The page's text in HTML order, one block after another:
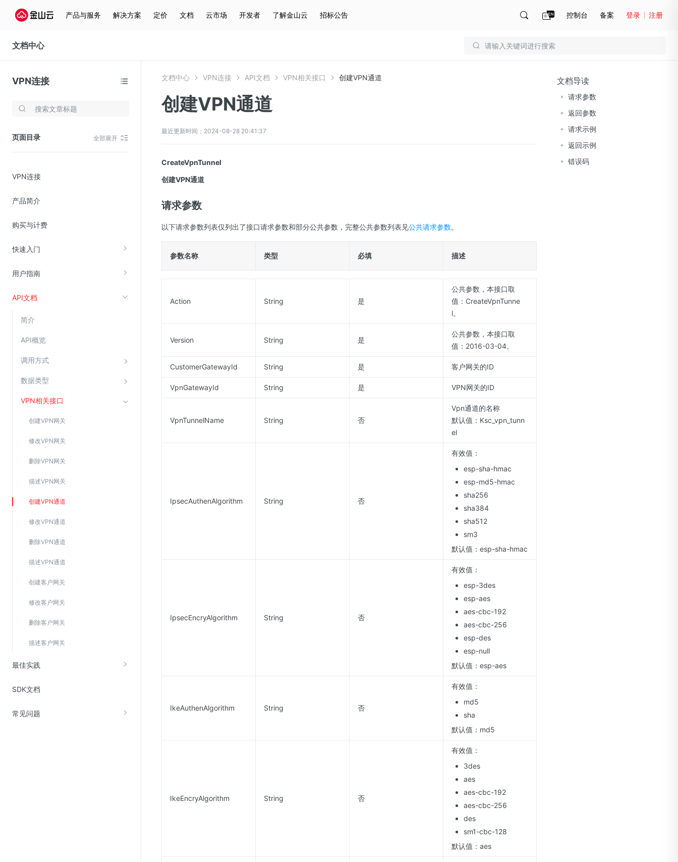
产品与服务 解决方案 定价 文档 云市场 开发者 了解金山云 招标公告 控制台 备案 登录 注册
文档中心
VPN连接
页面目录 全部展开
VPN连接
产品简介
购买与计费
快速入门
用户指南
API文档
简介
API概览
调用方式
数据类型
VPN相关接口
创建VPN网关
修改VPN网关
删除VPN网关
描述VPN网关
创建VPN通道
修改VPN通道
删除VPN通道
描述VPN通道
创建客户网关
修改客户网关
删除客户网关
描述客户网关
最佳实践
SDK文档
常见问题
存储与云分发
云硬盘(EBS)
在线迁移服务
视频云服务
云直播(KLS)
边缘节点计算
大模型应用防火墙
渗透测试
云堡垒机
主机安全
Web应用防火墙(WAF)
应急响应
欧盟数据保护条例（GDPR）
文档中心 VPN连接 API文档 VPN相关接口 创建VPN通道
创建VPN通道
最近更新时间：2024-08-28 20:41:37
CreateVpnTunnel
创建VPN通道
请求参数
以下请求参数列表仅列出了接口请求参数和部分公共参数，完整公共参数列表见公共请求参数。
参数名称 类型 必填 描述
Action String 是
公共参数，本接口取
值：CreateVpnTunne
l。
Version String 是
公共参数，本接口取
值：2016-03-04。
CustomerGatewayId String 是 客户网关的ID
VpnGatewayId String 是 VPN网关的ID
VpnTunnelName String 否
Vpn通道的名称
默认值：Ksc_vpn_tunn
el
IpsecAuthenAlgorithm String 否
有效值：
esp-sha-hmac
esp-md5-hmac
sha256
sha384
sha512
sm3
默认值：esp-sha-hmac
IpsecEncryAlgorithm String 否
有效值：
esp-3des
esp-aes
aes-cbc-192
aes-cbc-256
esp-des
esp-null
默认值：esp-aes
IkeAuthenAlgorithm String 否
有效值：
md5
sha
默认值：md5
IkeEncryAlgorithm String 否
有效值：
3des
aes
aes-cbc-192
aes-cbc-256
des
sm1-cbc-128
默认值：aes
文档导读
请求参数
返回参数
请求示例
返回示例
错误码